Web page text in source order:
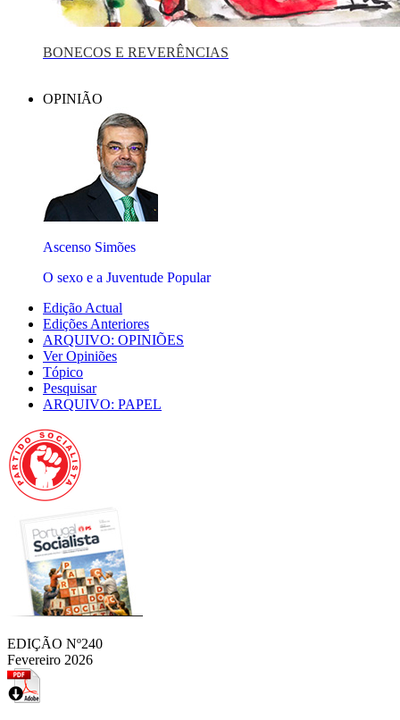
BONECOS E REVERÊNCIAS
OPINIÃO
Ascenso Simões
O sexo e a Juventude Popular
Edição Actual
Edições Anteriores
ARQUIVO: OPINIÕES
Ver Opiniões
Tópico
Pesquisar
ARQUIVO: PAPEL
EDIÇÃO Nº240
Fevereiro 2026